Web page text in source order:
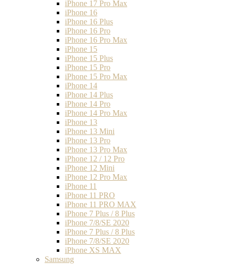
iPhone 17 Pro Max
iPhone 16
iPhone 16 Plus
iPhone 16 Pro
iPhone 16 Pro Max
iPhone 15
iPhone 15 Plus
iPhone 15 Pro
iPhone 15 Pro Max
iPhone 14
iPhone 14 Plus
iPhone 14 Pro
iPhone 14 Pro Max
iPhone 13
iPhone 13 Mini
iPhone 13 Pro
iPhone 13 Pro Max
iPhone 12 / 12 Pro
iPhone 12 Mini
iPhone 12 Pro Max
iPhone 11
iPhone 11 PRO
iPhone 11 PRO MAX
iPhone 7 Plus / 8 Plus
iPhone 7/8/SE 2020
iPhone 7 Plus / 8 Plus
iPhone 7/8/SE 2020
iPhone XS MAX
Samsung